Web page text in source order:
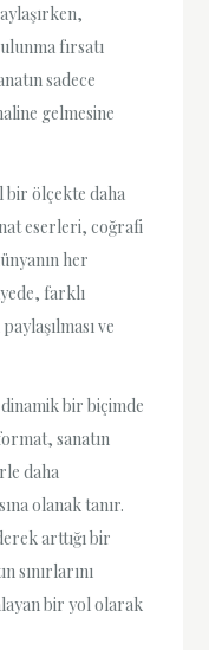
fırsatı
sadece
gelmesine
bir ölçekte daha
eserleri, coğrafi
her
farklı
ve
bir biçimde
sanatın
daha
olanak tanır.
arttığı bir
sınırlarını
bir yol olarak